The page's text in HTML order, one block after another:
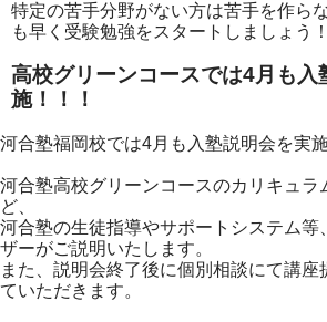
特定の苦手分野がない方は苦手を作ら
も早く受験勉強をスタートしましょう！
高校グリーンコースでは4月も入
施！！！
河合塾福岡校では4月も入塾説明会を実
河合塾高校グリーンコースのカリキュラ
ど、
河合塾の生徒指導やサポートシステム等
ザーがご説明いたします。
また、説明会終了後に個別相談にて講
ていただきます。